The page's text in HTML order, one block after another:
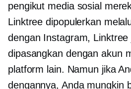
pengikut media sosial
Linktree dipopulerkan
dengan Instagram, Linktree
dipasangkan dengan akun
platform lain. Namun jika
dengannya, Anda mungkin